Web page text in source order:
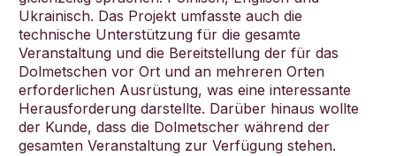
Ukrainisch. Das Projekt umfasste auch die
technische Unterstützung für die gesamte
Veranstaltung und die Bereitstellung der für das
Dolmetschen vor Ort und an mehreren Orten
erforderlichen Ausrüstung, was eine interessante
Herausforderung darstellte. Darüber hinaus wollte
der Kunde, dass die Dolmetscher während der
gesamten Veranstaltung zur Verfügung stehen.